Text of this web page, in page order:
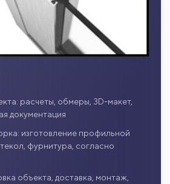
расчеты, обмеры, 3D-макет,
документация
изготовление профильной
фурнитура, согласно
объекта, доставка, монтаж,